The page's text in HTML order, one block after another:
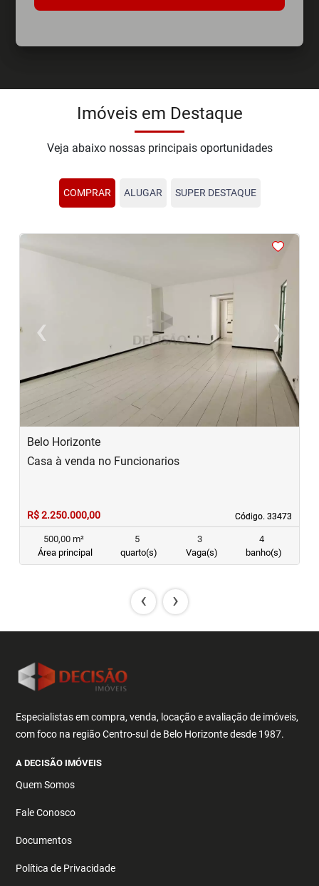
Imóveis em Destaque
Veja abaixo nossas principais oportunidades
COMPRAR ALUGAR SUPER DESTAQUE
‹Previous ›
Next
Belo Horizonte
Código. 33473
Código. 33473
Casa à venda no Funcionarios
R$ 2.250.000,00
500,00 m²
Área principal
5
quarto(s)
3
Vaga(s)
4
banho(s)
‹ ›
Especialistas em compra, venda, locação e avaliação de imóveis,
com foco na região Centro-sul de Belo Horizonte desde 1987.
A DECISÃO IMÓVEIS
Quem Somos
Fale Conosco
Documentos
Política de Privacidade